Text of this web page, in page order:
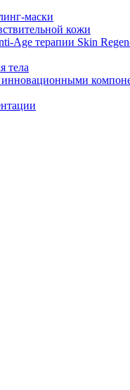
маски
кожи
Age терапии Skin
тела
инновационными